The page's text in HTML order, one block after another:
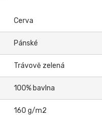
Cerva
Pánské
Trávově zelená
100% bavlna
160 g/m2